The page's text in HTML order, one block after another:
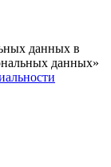
данных в
данных»